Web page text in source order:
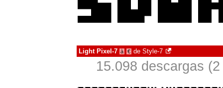
Light Pixel-7 à € de Style-7
15.098 descargas